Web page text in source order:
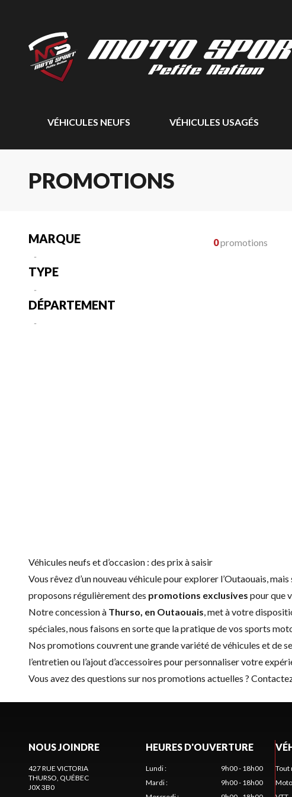
VÉHICULES NEUFS VÉHICULES USAGÉS
PROMOTIONS
MARQUE
-
TYPE
-
DÉPARTEMENT
-
0promotions
Véhicules neufs et d’occasion : des prix à saisir
Vous rêvez d’un nouveau véhicule pour explorer l’Outaouais,
proposons régulièrement des promotions exclusives pour que
Notre concession à Thurso, en Outaouais, met à votre
spéciales, nous faisons en sorte que la pratique de vos sports
Nos promotions couvrent une grande variété de véhicules et de
l’entretien ou l’ajout d’accessoires pour personnaliser votre
Vous avez des questions sur nos promotions actuelles ?
NOUS JOINDRE
427 RUE VICTORIA
THURSO, QUÉBEC
J0X 3B0
HEURES D'OUVERTURE
Lundi:
9h00 - 18h00
Mardi:
9h00 - 18h00
Tout